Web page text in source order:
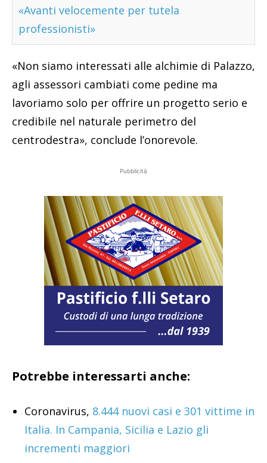
«Avanti velocemente per tutela
professionisti»
«Non siamo interessati alle alchimie di Palazzo,
agli assessori cambiati come pedine ma
lavoriamo solo per offrire un progetto serio e
credibile nel naturale perimetro del
centrodestra», conclude l’onorevole.
Pubblicità
Potrebbe interessarti anche:
Coronavirus, 8.444 nuovi casi e 301 vittime in
Italia. In Campania, Sicilia e Lazio gli
incrementi maggiori